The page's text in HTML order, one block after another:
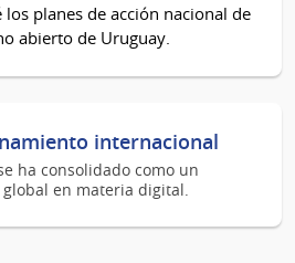
los planes de acción nacional de
abierto de Uruguay.
internacional
ha consolidado como un
en materia digital.